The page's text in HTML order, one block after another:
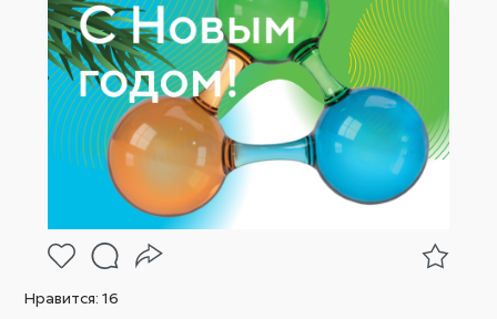
Нравится:16